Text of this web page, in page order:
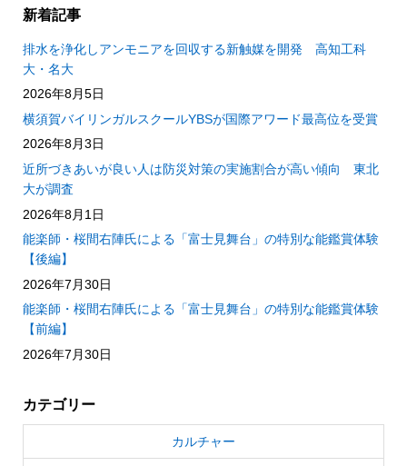
新着記事
排水を浄化しアンモニアを回収する新触媒を開発 高知工科
大・名大
2026年8月5日
横須賀バイリンガルスクールYBSが国際アワード最高位を受賞
2026年8月3日
近所づきあいが良い人は防災対策の実施割合が高い傾向 東北
大が調査
2026年8月1日
能楽師・桜間右陣氏による「富士見舞台」の特別な能鑑賞体験
【後編】
2026年7月30日
能楽師・桜間右陣氏による「富士見舞台」の特別な能鑑賞体験
【前編】
2026年7月30日
カテゴリー
カルチャー